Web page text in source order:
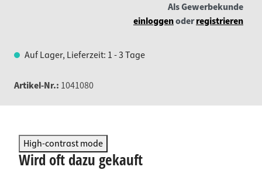
Als Gewerbekunde
einloggenoderregistrieren
Auf Lager, Lieferzeit: 1 - 3 Tage
Artikel-Nr.: 1041080
High-contrast mode
Wird oft dazu gekauft